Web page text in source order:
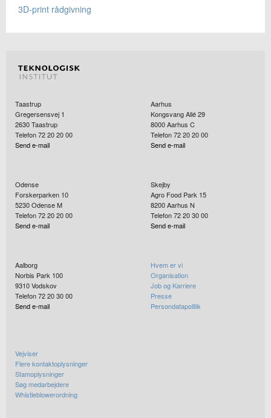
3D-print rådgivning
Taastrup
Gregersensvej 1
2630Taastrup
Telefon 72 20 20 00
Send e-mail
Aarhus
Kongsvang Allé 29
8000Aarhus C
Telefon 72 20 20 00
Send e-mail
Odense
Forskerparken 10
5230Odense M
Telefon 72 20 20 00
Send e-mail
Skejby
Agro Food Park 15
8200Aarhus N
Telefon 72 20 30 00
Send e-mail
Aalborg
Norbis Park 100
9310Vodskov
Telefon 72 20 30 00
Send e-mail
Hvem er vi
Organisation
Job og Karriere
Presse
Persondatapolitik
Vejviser
Flere kontaktoplysninger
Stamoplysninger
Søg medarbejdere
Whistleblowerordning